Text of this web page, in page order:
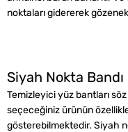
noktaları gidererek
Siyah Nokta Bandı
Temizleyici yüz bantları
seçeceğiniz ürünün
gösterebilmektedir. Siyah